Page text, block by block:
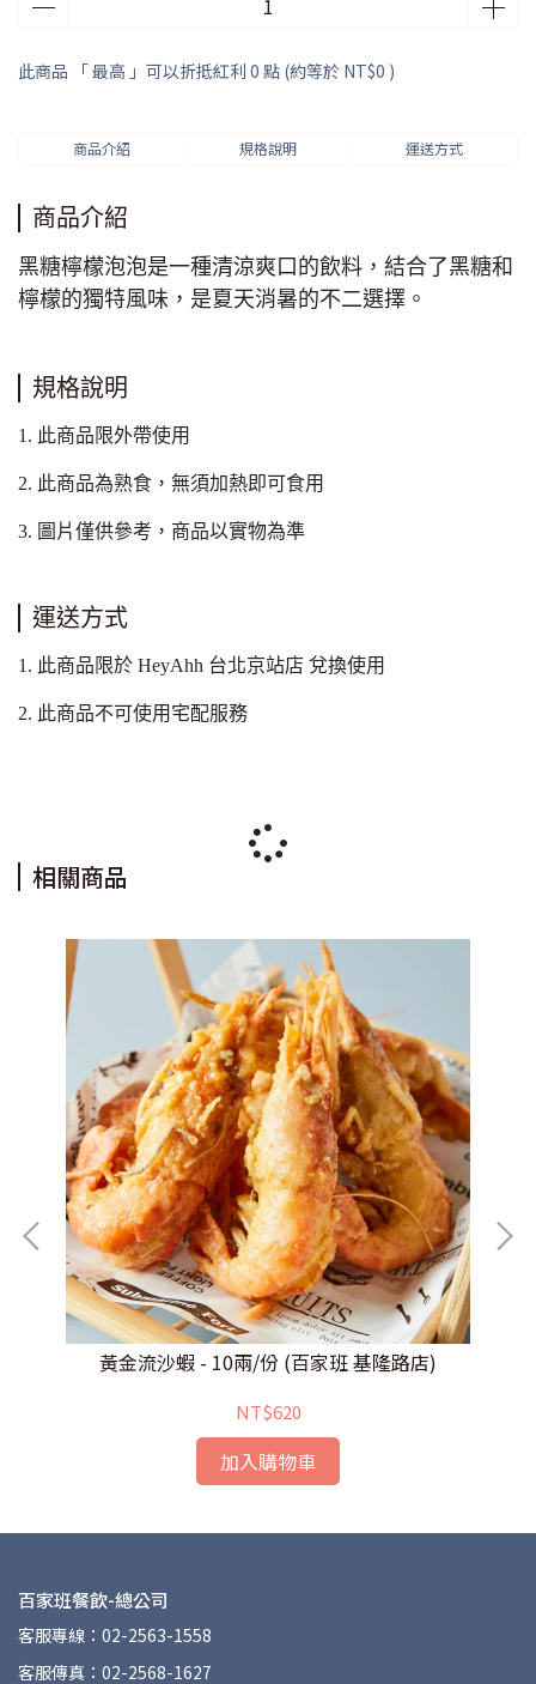
此商品 「 最高 」可以折抵紅利 0 點 (約等於 NT$0 )
商品介紹 規格說明 運送方式
商品介紹
黑糖檸檬泡泡是一種清涼爽口的飲料，結合了黑糖和
檸檬的獨特風味，是夏天消暑的不二選擇。
規格說明
1. 此商品限外帶使用
2. 此商品為熟食，無須加熱即可食用
3. 圖片僅供參考，商品以實物為準
運送方式
1. 此商品限於 HeyAhh 台北京站店 兌換使用
2. 此商品不可使用宅配服務
相關商品
黃金流沙蝦 - 10兩/份 (百家班 基隆路店)
NT$620
加入購物車
百家班餐飲-總公司
客服專線：02-2563-1558
客服傳真：02-2568-1627